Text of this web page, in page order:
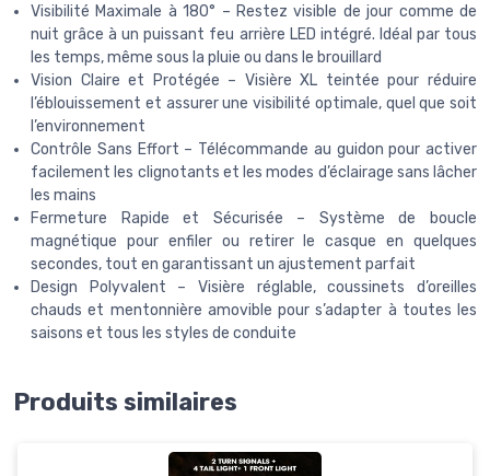
Visibilité Maximale à 180° – Restez visible de jour comme de
nuit grâce à un puissant feu arrière LED intégré. Idéal par tous
les temps, même sous la pluie ou dans le brouillard
Vision Claire et Protégée – Visière XL teintée pour réduire
l’éblouissement et assurer une visibilité optimale, quel que soit
l’environnement
Contrôle Sans Effort – Télécommande au guidon pour activer
facilement les clignotants et les modes d’éclairage sans lâcher
les mains
Fermeture Rapide et Sécurisée – Système de boucle
magnétique pour enfiler ou retirer le casque en quelques
secondes, tout en garantissant un ajustement parfait
Design Polyvalent – Visière réglable, coussinets d’oreilles
chauds et mentonnière amovible pour s’adapter à toutes les
saisons et tous les styles de conduite
Produits similaires